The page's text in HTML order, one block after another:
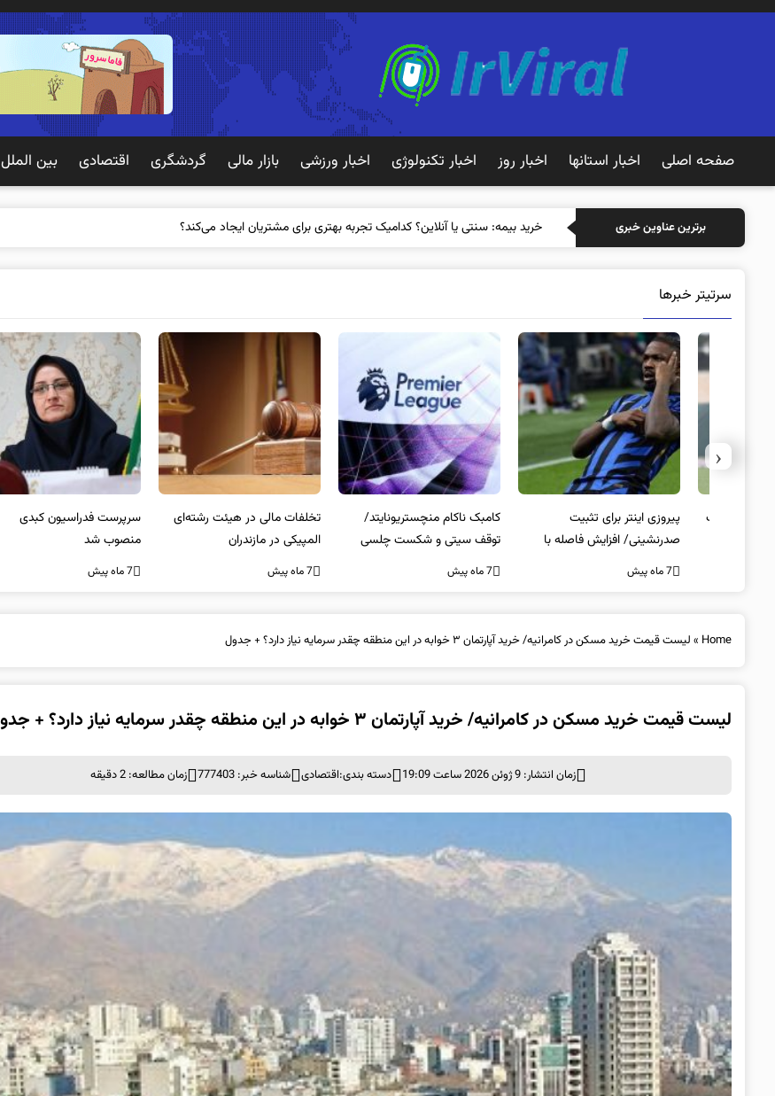
صفحه اصلی اخبار استانها اخبار روز اخبار تکنولوژی اخبار ورزشی بازار مالی گردشگری اقتصادی بین الملل
برترین عناوین خبری خرید بیمه: سنتی یا آنلاین؟ کدامیک تجربه بهتری برای مشتریان ایجاد می‌کند؟
سرتیتر خبرها
پیروزی اینتر برای تثبیت
صدرنشینی/ افزایش فاصله با
کامبک ناکام منچستریونایتد/
توقف سیتی و شکست چلسی
تخلفات مالی در هیئت رشته‌ای
المپیکی در مازندران
سرپرست فدراسیون کبدی
منصوب شد
‹
Home
» لیست قیمت خرید مسکن در کامرانیه/ خرید آپارتمان ۳ خوابه در این منطقه چقدر سرمایه نیاز دارد؟ + جدول
لیست قیمت خرید مسکن در کامرانیه/ خرید آپارتمان ۳ خوابه در این منطقه چقدر سرمایه نیاز دارد؟ + جدول
زمان انتشار: 9 ژوئن 2026 ساعت 19:09 دسته بندی:اقتصادی شناسه خبر: 777403 زمان مطالعه: 2 دقیقه